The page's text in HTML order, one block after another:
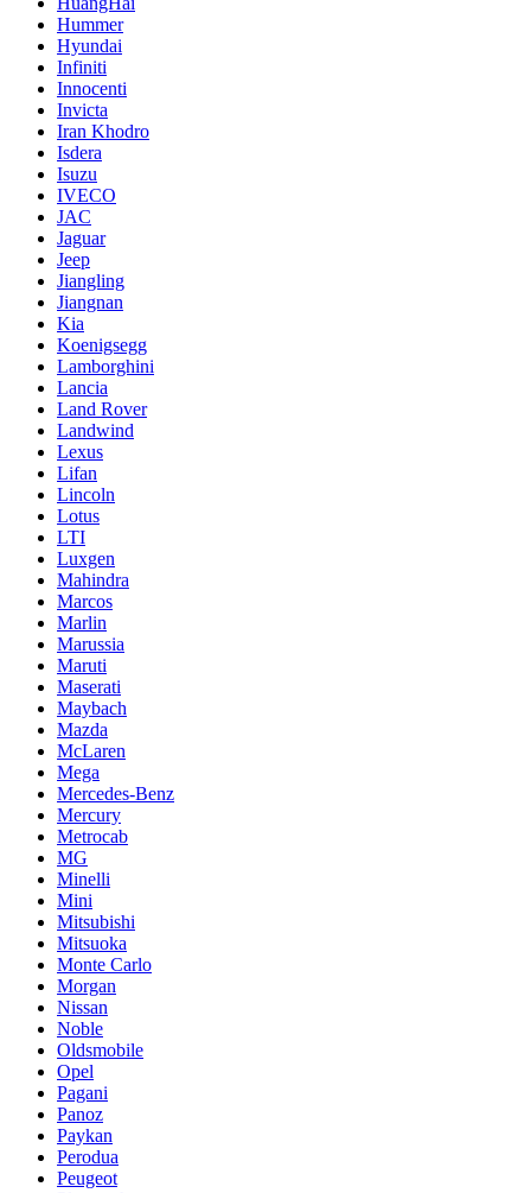
Hummer
Hyundai
Infiniti
Innocenti
Invicta
Iran Khodro
Isdera
Isuzu
IVECO
JAC
Jaguar
Jeep
Jiangling
Jiangnan
Kia
Koenigsegg
Lamborghini
Lancia
Land Rover
Landwind
Lexus
Lifan
Lincoln
Lotus
LTI
Luxgen
Mahindra
Marcos
Marlin
Marussia
Maruti
Maserati
Maybach
Mazda
McLaren
Mega
Mercedes-Benz
Mercury
Metrocab
MG
Minelli
Mini
Mitsubishi
Mitsuoka
Monte Carlo
Morgan
Nissan
Noble
Oldsmobile
Opel
Pagani
Panoz
Paykan
Perodua
Peugeot